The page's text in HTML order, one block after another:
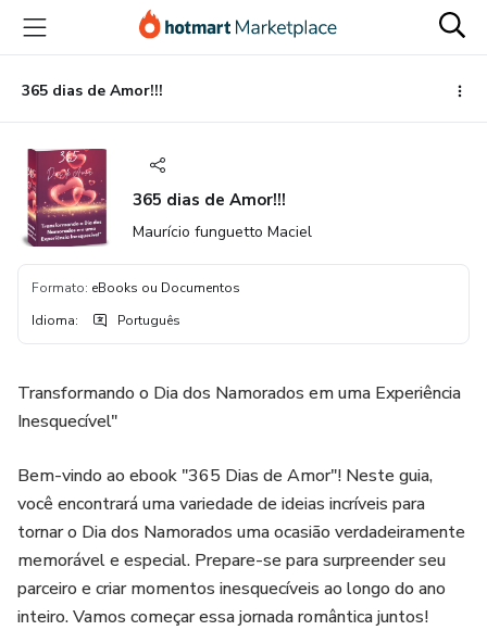
para
conteúdo
principal
para
pagamento
para
rodapé365 dias de Amor!!!
365 dias de Amor!!!
Maurício funguetto Maciel
Formato: eBooks ou Documentos
Idioma: Português
Transformando o Dia dos Namorados em uma Experiência
Inesquecível"
Bem-vindo ao ebook "365 Dias de Amor"! Neste guia,
você encontrará uma variedade de ideias incríveis para
tornar o Dia dos Namorados uma ocasião verdadeiramente
memorável e especial. Prepare-se para surpreender seu
parceiro e criar momentos inesquecíveis ao longo do ano
inteiro. Vamos começar essa jornada romântica juntos!